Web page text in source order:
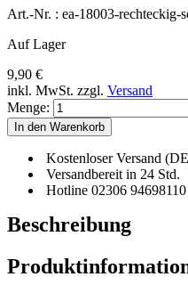
Art.-Nr. : ea-18003-rechteckig-
Auf Lager
9,90 €
inkl. MwSt. zzgl. Versand
Menge:
In den Warenkorb
Kostenloser Versand
Versandbereit in 24 Std.
Hotline 02306 94698110
Beschreibung